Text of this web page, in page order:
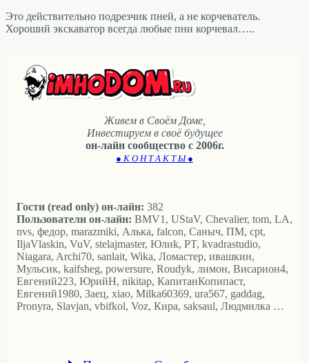
Это действительно подрезчик пней, а не корчеватель.
Хороший экскаватор всегда любые пни корчевал…..
Живем в Своём Доме,
Инвестируем в своё будущее
он-лайн сообщество с 2006г.
● К О Н Т А К Т Ы ●
Гости (read only) он-лайн: 382
Пользователи он-лайн: BMV1, UStaV, Chevalier, tom, LA,
nvs, федор, marazmiki, Алька, falcon, Саныч, ПМ, cpt,
IljaVlaskin, VuV, stelajmaster, Юлиk, PT, kvadrastudio,
Niagara, Archi70, sanlait, Wika, Ломастер, ивашкин,
Мульсик, kaifsheg, powersure, Roudyk, лимон, Висариoн4,
Евгений223, ЮрийН, nikitap, КапитанКопипаст,
Евгений1980, Заец, xiao, Milka60369, ura567, gaddag,
Pronyra, Slavjan, vbifkol, Voz, Кира, saksaul, Людмилка …